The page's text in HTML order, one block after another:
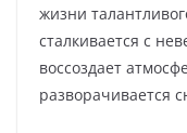
жизни
сталкивается с
воссоздает
разворачивается